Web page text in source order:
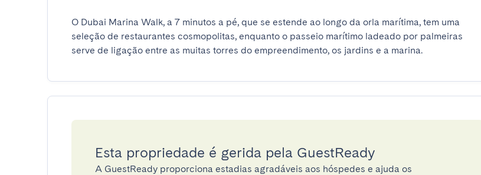
O Dubai Marina Walk, a 7 minutos a pé, que se estende ao longo da orla marítima, tem uma
seleção de restaurantes cosmopolitas, enquanto o passeio marítimo ladeado por palmeiras
serve de ligação entre as muitas torres do empreendimento, os jardins e a marina.
Esta propriedade é gerida pela GuestReady
A GuestReady proporciona estadias agradáveis aos hóspedes e ajuda os